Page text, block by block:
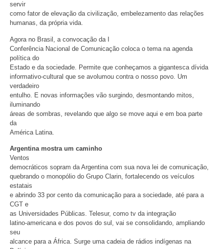
servir
como fator de elevação da civilização, embelezamento das relações
humanas, da própria vida.
Agora no Brasil, a convocação da I
Conferência Nacional de Comunicação coloca o tema na agenda
política do
Estado e da sociedade. Permite que conheçamos a gigantesca dívida
informativo-cultural que se avolumou contra o nosso povo. Um
verdadeiro
entulho. E novas informações vão surgindo, desmontando mitos,
iluminando
áreas de sombras, revelando que algo se move aqui e em boa parte
da
América Latina.
Argentina mostra um caminho
Ventos
democráticos sopram da Argentina com sua nova lei de comunicação,
quebrando o monopólio do Grupo Clarin, fortalecendo os veículos
estatais
e abrindo 33 por cento da comunicação para a sociedade, até para a
CGT e
as Universidades Públicas. Telesur, como tv da integração
latino-americana e dos povos do sul, vai se consolidando, ampliando
seu
alcance para a África. Surge uma cadeia de rádios indígenas na